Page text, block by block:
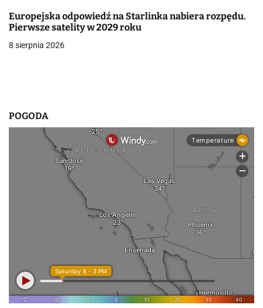
i
s
Europejska odpowiedź na Starlinka nabiera rozpędu.
Pierwsze satelity w 2029 roku
8 sierpnia 2026
POGODA